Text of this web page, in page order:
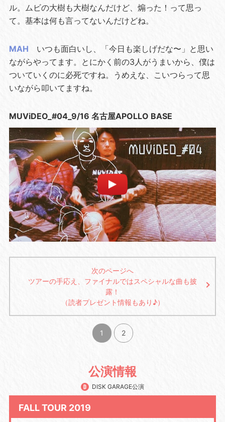
ル。ムビの大樹も大樹なんだけど、煽った！って思っ
て。基本は何も言ってないんだけどね。
MAH
いつも面白いし、「今日も楽しげだな〜」と思い
ながらやってます。とにかく前の3人がうまいから、僕は
ついていくのに必死ですね。うめえな、こいつらって思
いながら叩いてますね。
MUViDEO_#04_9/16 名古屋APOLLO BASE
次のページへ
ツアーの手応え、ファイナルではスペシャルな曲も披
露！
（読者プレゼント情報もあり♪）
1 2
公演情報
DISK GARAGE公演
FALL TOUR 2019